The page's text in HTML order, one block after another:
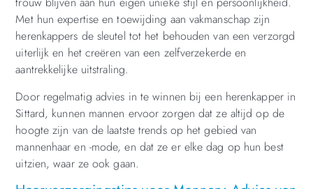
Met hun expertise en toewijding aan vakmanschap zijn
herenkappers de sleutel tot het behouden van een verzorgd
uiterlijk en het creëren van een zelfverzekerde en
aantrekkelijke uitstraling.
Door regelmatig advies in te winnen bij een herenkapper in
Sittard, kunnen mannen ervoor zorgen dat ze altijd op de
hoogte zijn van de laatste trends op het gebied van
mannenhaar en -mode, en dat ze er elke dag op hun best
uitzien, waar ze ook gaan.